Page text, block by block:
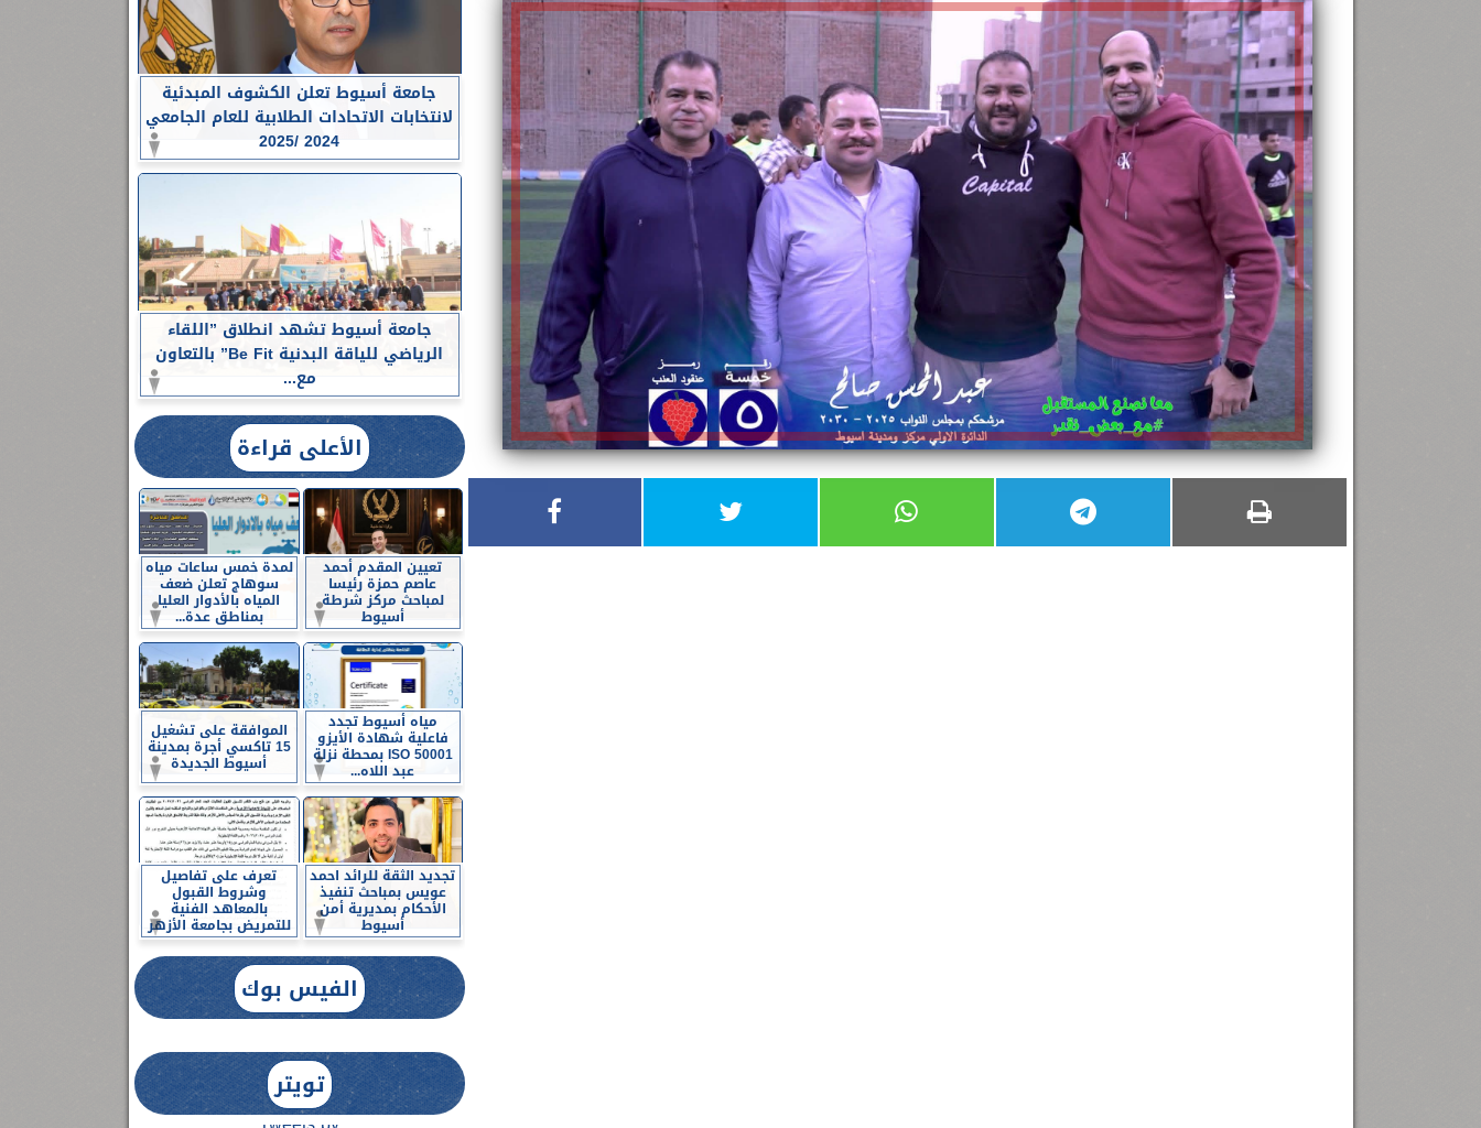
جامعة أسيوط تعلن الكشوف المبدئية
لانتخابات الاتحادات الطلابية للعام الجامعي
2024 /2025
جامعة أسيوط تشهد انطلاق ”اللقاء
الرياضي للياقة البدنية Be Fit” بالتعاون
مع...
الأعلى قراءة
تعيين المقدم أحمد
عاصم حمزة رئيسا
لمباحث مركز شرطة
أسيوط
لمدة خمس ساعات مياه
سوهاج تعلن ضعف
المياه بالأدوار العليا
بمناطق عدة...
مياه أسيوط تجدد
فاعلية شهادة الأيزو
ISO 50001 بمحطة نزلة
عبد اللاه...
الموافقة على تشغيل
15 تاكسي أجرة بمدينة
أسيوط الجديدة
تجديد الثقة للرائد احمد
عويس بمباحث تنفيذ
الأحكام بمديرية أمن
أسيوط
تعرف على تفاصيل
وشروط القبول
بالمعاهد الفنية
للتمريض بجامعة الأزهر
الفيس بوك
تويتر